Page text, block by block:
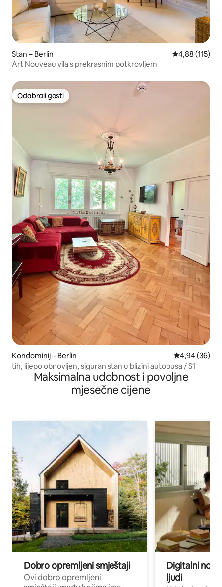
Stan – Berlin Prosječna
4,88 (115)
Art Nouveau vila s prekrasnim potkrovljem
Odabrali gosti
Odabrali gosti
Kondominij – Berlin Prosječna
4,94 (36)
tih, lijepo obnovljen, siguran stan u blizini autobusa / S1
Maksimalna udobnost i povoljne
mjesečne cijene
Dobro opremljeni smještaji
Ovi dobro opremljeni
Digitalni
ljudi